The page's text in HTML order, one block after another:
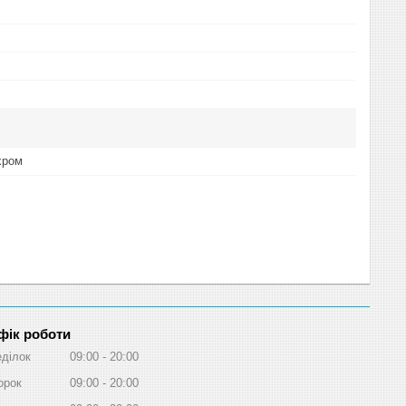
роботи
09:00
20:00
09:00
20:00